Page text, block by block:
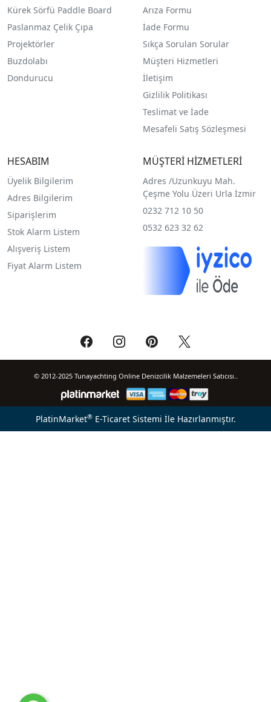
Kürek Sörfü Paddle Board
Paslanmaz Çelik Çıpa
Projektörler
Buzdolabı
Dondurucu
Arıza Formu
İade Formu
Sıkça Sorulan Sorular
Müşteri Hizmetleri
İletişim
Gizlilik Politikası
Teslimat ve İade
Mesafeli Satış Sözleşmesi
HESABIM
Üyelik Bilgilerim
Adres Bilgilerim
Siparişlerim
Stok Alarm Listem
Alışveriş Listem
Fiyat Alarm Listem
MÜŞTERİ HİZMETLERİ
Adres /Uzunkuyu Mah.
Çeşme Yolu Üzeri Urla İzmir
0232 712 10 50
0532 623 32 62
© 2012-2025 Tunayachting Online Denizcilik Malzemeleri Satıcısı..
PlatinMarket®E-Ticaret Sistemi İle Hazırlanmıştır.